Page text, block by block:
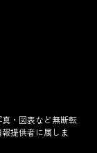
・図表など無断転
提供者に属しま